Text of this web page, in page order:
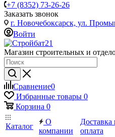
+7 (8352) 73-26-26
Заказать звонок
г. Новочебоксарск, ул.
Войти
Магазин строительных и
Сравнение0
Избранные товары 0
Корзина 0
Каталог
О
компании
Доставка
оплата